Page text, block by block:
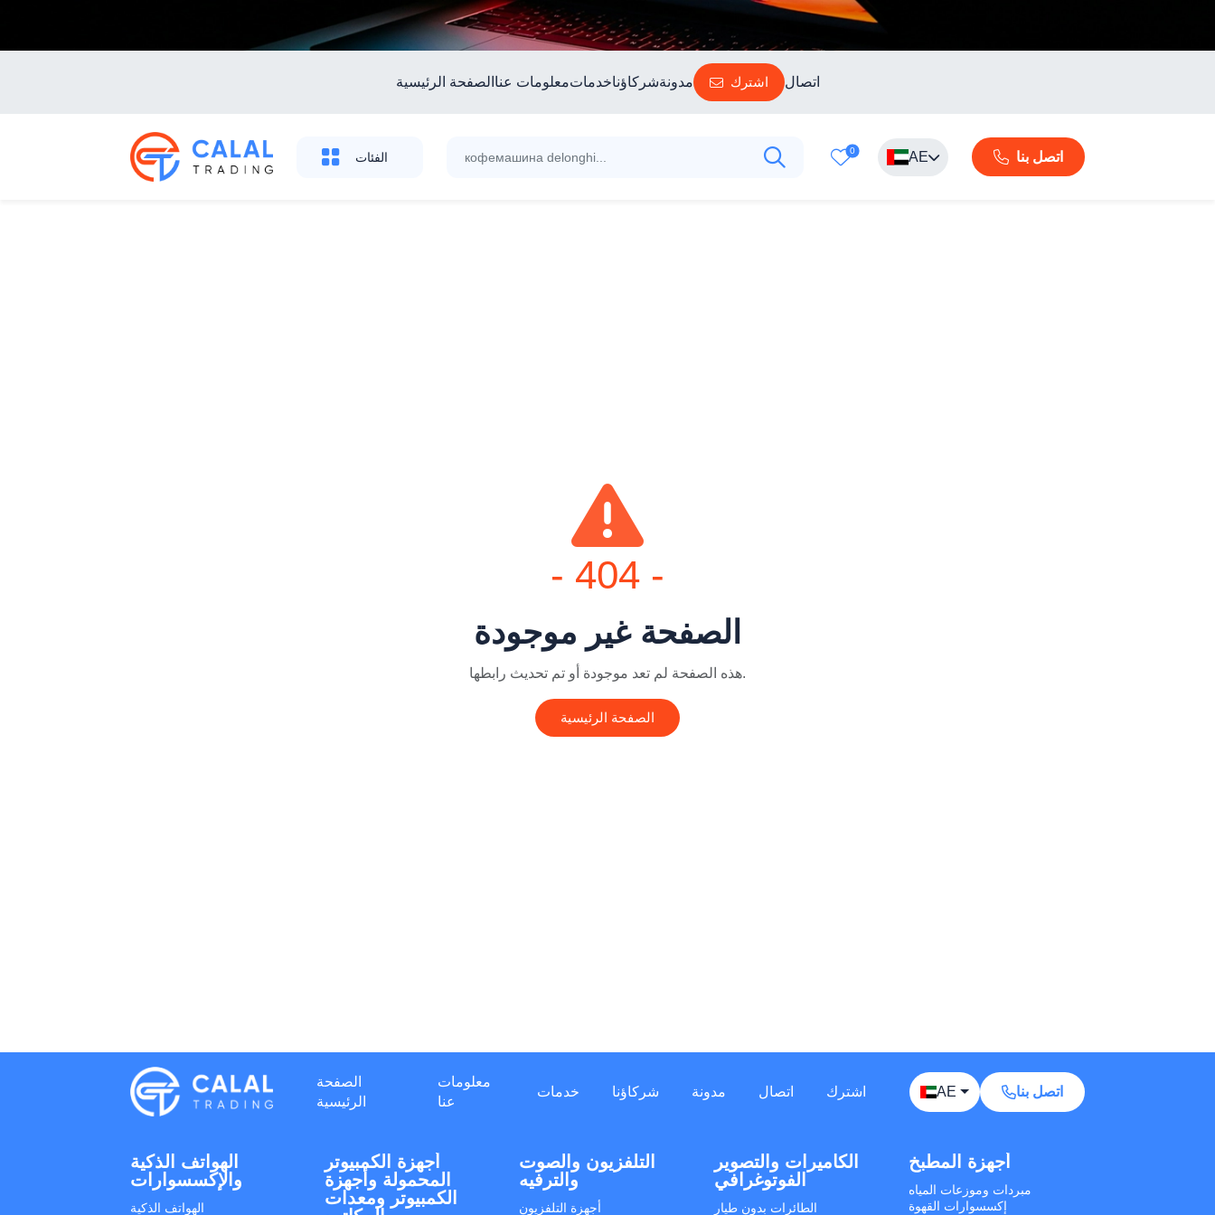
الصفحة الرئيسية معلومات عناخدماتشركاؤنامدونة اشترك اتصال
الفئات 0 AE اتصل بنا
- 404 -
الصفحة غير موجودة
هذه الصفحة لم تعد موجودة أو تم تحديث رابطها.
الصفحة الرئيسية
الصفحة
الرئيسية
معلومات
عنا
خدمات شركاؤنا مدونة اتصال اشترك AE اتصل بنا
الهواتف الذكية
والإكسسوارات
الهواتف الذكية
أجهزة الكمبيوتر
المحمولة وأجهزة
الكمبيوتر ومعدات
التلفزيون والصوت
والترفيه
أجهزة التلفزيون
الكاميرات والتصوير
الفوتوغرافي
الطائرات بدون طيار
أجهزة المطبخ
مبردات وموزعات المياه
إكسسوارات القهوة
I'd like your wholesale price list.
Do you ship to my country? I'd like to check
What is your minimum order quantity (MOQ)
for bulk orders?